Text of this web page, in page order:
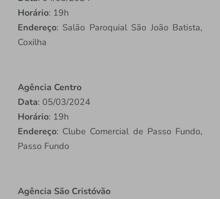
Horário: 19h
Endereço: Salão Paroquial São João Batista,
Coxilha
Agência Centro
Data: 05/03/2024
Horário: 19h
Endereço: Clube Comercial de Passo Fundo,
Passo Fundo
Agência São Cristóvão